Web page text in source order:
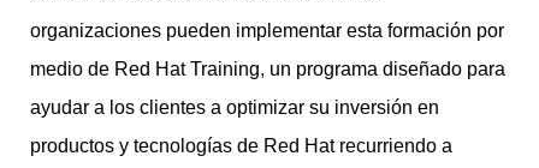
organizaciones pueden implementar esta formación por
medio de Red Hat Training, un programa diseñado para
ayudar a los clientes a optimizar su inversión en
productos y tecnologías de Red Hat recurriendo a